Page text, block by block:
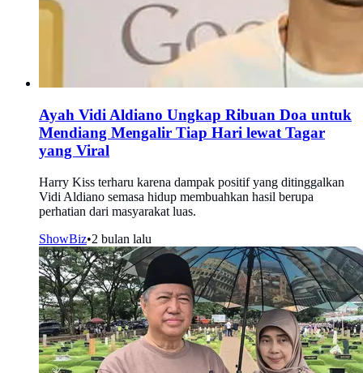
Ayah Vidi Aldiano Ungkap Ribuan Doa untuk
Mendiang Mengalir Tiap Hari lewat Tagar
yang Viral
Harry Kiss terharu karena dampak positif yang ditinggalkan
Vidi Aldiano semasa hidup membuahkan hasil berupa
perhatian dari masyarakat luas.
ShowBiz•2 bulan lalu